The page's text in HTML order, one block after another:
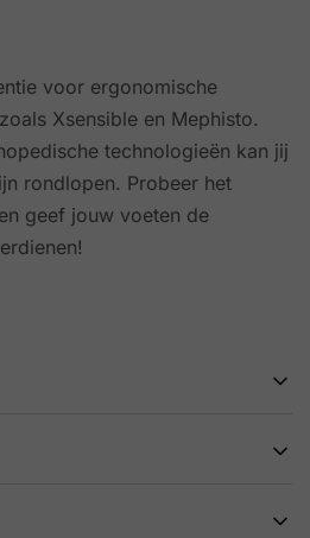
voor ergonomische
Xsensible en Mephisto.
technologieën kan jij
rondlopen. Probeer het
geef jouw voeten de